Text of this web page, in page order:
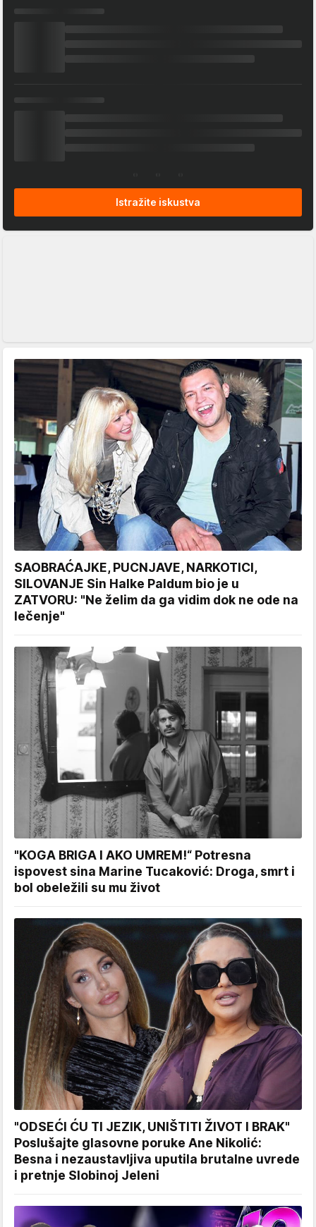
Istražite iskustva
SAOBRAĆAJKE, PUCNJAVE, NARKOTICI,
SILOVANJE Sin Halke Paldum bio je u
ZATVORU: "Ne želim da ga vidim dok ne ode na
lečenje"
"KOGA BRIGA I AKO UMREM!“ Potresna
ispovest sina Marine Tucaković: Droga, smrt i
bol obeležili su mu život
"ODSEĆI ĆU TI JEZIK, UNIŠTITI ŽIVOT I BRAK"
Poslušajte glasovne poruke Ane Nikolić:
Besna i nezaustavljiva uputila brutalne uvrede
i pretnje Slobinoj Jeleni